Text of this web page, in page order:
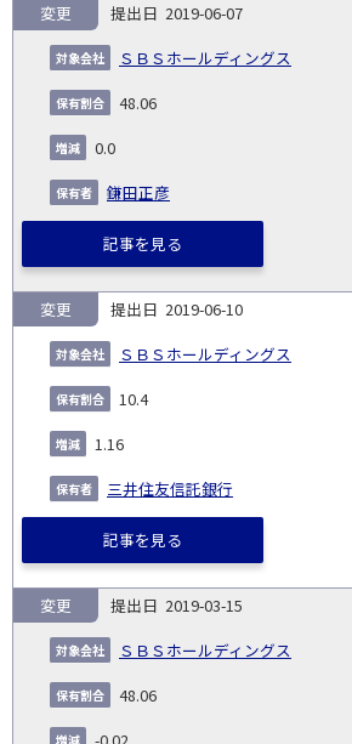
2019-06-07
ＳＢＳホールディングス
変更
48.06
0.0
鎌田正彦
記事を見る
2019-06-10
ＳＢＳホールディングス
変更
10.4
1.16
三井住友信託銀行
記事を見る
2019-03-15
ＳＢＳホールディングス
変更
48.06